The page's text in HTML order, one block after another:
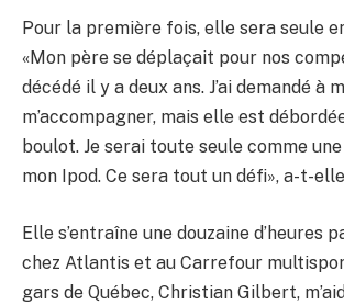
Pour la première fois, elle sera seule
«Mon père se déplaçait pour nos
décédé il y a deux ans. J’ai demandé à
m’accompagner, mais elle est
boulot. Je serai toute seule comme
mon Ipod. Ce sera tout un défi», a-t-
Elle s’entraîne une douzaine d’heures
chez Atlantis et au Carrefour
gars de Québec, Christian Gilbert,